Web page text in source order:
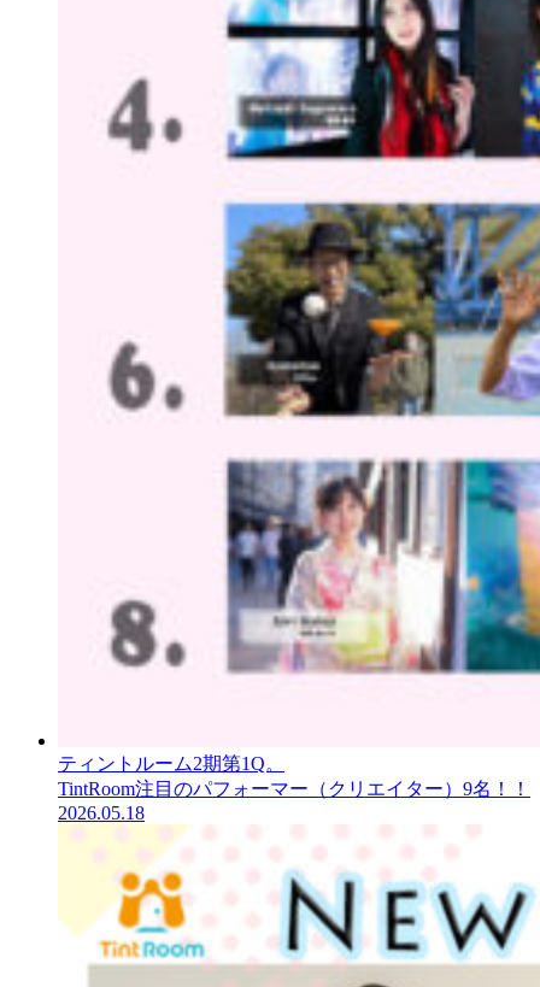
ティントルーム2期第1Q。
TintRoom注目のパフォーマー（クリエイター）9名！！
2026.05.18